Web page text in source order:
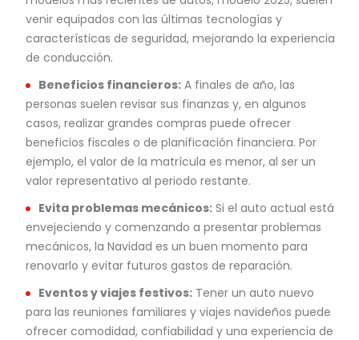
venir equipados con las últimas tecnologías y
características de seguridad, mejorando la experiencia
de conducción.
Beneficios financieros: A finales de año, las
personas suelen revisar sus finanzas y, en algunos
casos, realizar grandes compras puede ofrecer
beneficios fiscales o de planificación financiera. Por
ejemplo, el valor de la matrícula es menor, al ser un
valor representativo al periodo restante.
Evita problemas mecánicos: Si el auto actual está
envejeciendo y comenzando a presentar problemas
mecánicos, la Navidad es un buen momento para
renovarlo y evitar futuros gastos de reparación.
Eventos y viajes festivos: Tener un auto nuevo
para las reuniones familiares y viajes navideños puede
ofrecer comodidad, confiabilidad y una experiencia de